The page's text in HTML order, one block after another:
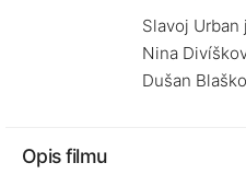
Slavoj Urban
Nina
Dušan
Opis filmu